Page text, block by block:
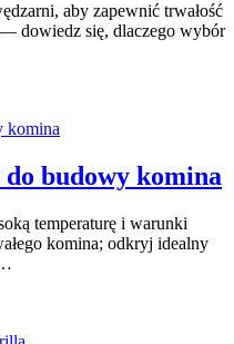
aby zapewnić trwałość
dowiedz się, dlaczego wybór
budowy komina
temperaturę i warunki
komina; odkryj idealny